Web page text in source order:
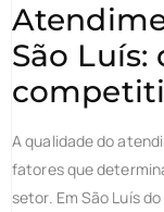
São
A qualidade do
fatores que
setor. Em São Luís